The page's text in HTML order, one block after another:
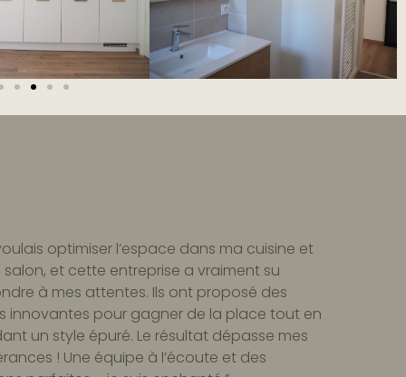
optimiser l’espace dans ma cuisine et
salon, et cette entreprise a vraiment su
à mes attentes. Ils ont proposé des
innovantes pour gagner de la place tout en
un style épuré. Le résultat dépasse mes
! Une équipe à l’écoute et des